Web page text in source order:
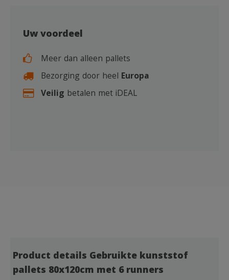
Uw voordeel
Meer dan alleen pallets
Bezorging door heel Europa
Veilig betalen met iDEAL
Product details Gebruikte kunststof
pallets 80x120cm met 6 runners